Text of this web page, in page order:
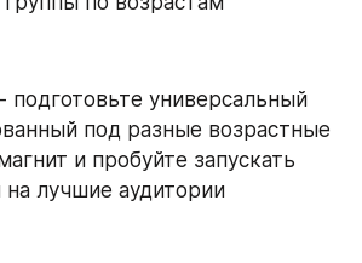
универсальный
под разные возрастные
и пробуйте запускать
лучшие аудитории